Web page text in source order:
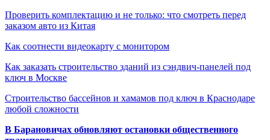
Проверить комплектацию и не только: что смотреть перед
заказом авто из Китая
Как соотнести видеокарту с монитором
Как заказать строительство зданий из сэндвич-панелей под
ключ в Москве
Строительство бассейнов и хамамов под ключ в Краснодаре
любой сложности
В Барановичах обновляют остановки общественного